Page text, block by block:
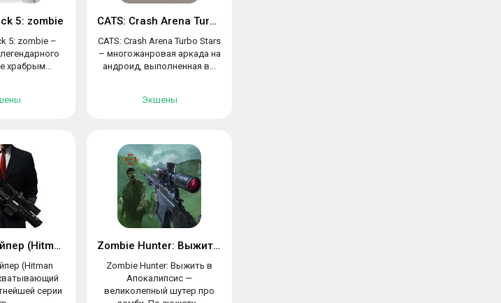
5: zombie
5: zombie –
храбрым...
CATS: Crash Arena Turbo Stars
CATS: Crash Arena Turbo Stars
– многожанровая аркада на
андроид, выполненная в...
Экшены
Hitman Снайпер (Hitman Sniper)
(Hitman
серии
Zombie Hunter: Выжить в Апокалипсис
Zombie Hunter: Выжить в
Апокалипсис —
великолепный шутер про